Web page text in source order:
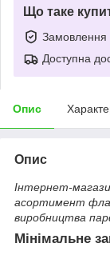
Що таке
Замовлення
Доступна
Опис
Опис
Інтернет-
асортимент
виробництва
Мінімальне